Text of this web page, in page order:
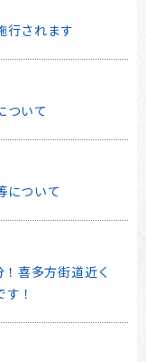
行されます
ついて
について
喜多方街道近く
！